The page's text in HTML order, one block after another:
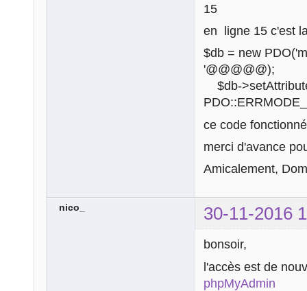
15
en ligne 15 c'est
$db = new
'@@@@@);
$db-
ce code
merci d'avance
Amicalement,
nico_ 30-11-2016
bonsoir,
l'accès est de
phpMyAdmin